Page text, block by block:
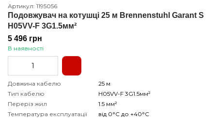
Артикул: 1195056
Подовжувач на котушці 25 м Brennenstuhl Garant S
H05VV-F 3G1.5мм²
5 496 грн
В наявності
Довжина кабелю
25 м
Тип кабелю
H05VV-F 3G1.5мм²
Переріз жил
1.5 мм²
Температура експлуатації
від 0°С до +40°С